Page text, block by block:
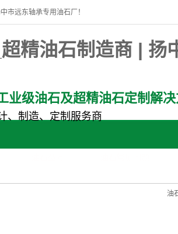
市远东轴承专用油石厂！
业级油石及超精油石定制解
、制造、定制服务商